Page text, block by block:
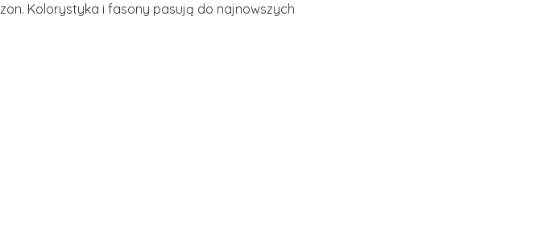
Kolorystyka i fasony pasują do najnowszych